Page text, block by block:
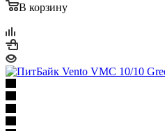
В корзину